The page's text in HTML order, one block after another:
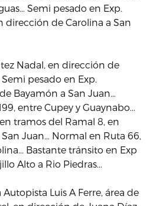
Semi pesado en Exp.
dirección de Carolina a San
Nadal, en dirección de
pesado en Exp.
Bayamón a San Juan…
entre Cupey y Guaynabo…
tramos del Ramal 8, en
Juan… Normal en Ruta 66,
Bastante tránsito en Exp
Alto a Rio Piedras…
Luis A Ferre, área de